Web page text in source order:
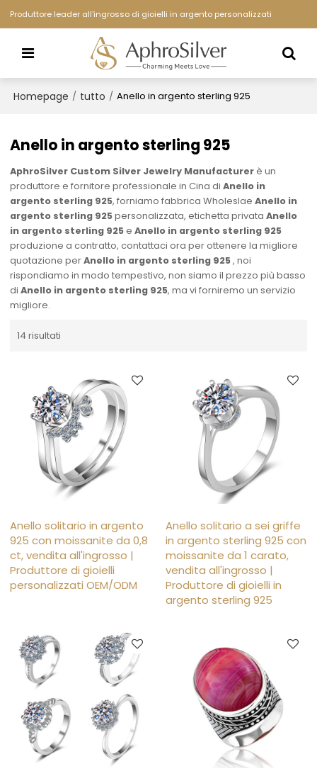
Produttore leader all'ingrosso di gioielli in argento personalizzati
Homepage / tutto / Anello in argento sterling 925
Anello in argento sterling 925
AphroSilver Custom Silver Jewelry Manufacturerè un
produttore e fornitore professionale in Cina diAnello in
argento sterling 925, forniamo fabbrica WholeslaeAnello in
argento sterling 925personalizzata, etichetta privataAnello
in argento sterling 925eAnello in argento sterling 925
produzione a contratto, contattaci ora per ottenere la migliore
quotazione perAnello in argento sterling 925, noi
rispondiamo in modo tempestivo, non siamo il prezzo più basso
diAnello in argento sterling 925, ma vi forniremo un servizio
migliore.
14 risultati
Anello solitario in argento
925 con moissanite da 0,8
ct, vendita all'ingrosso |
Produttore di gioielli
personalizzati OEM/ODM
Anello solitario a sei griffe
in argento sterling 925 con
moissanite da 1 carato,
vendita all'ingrosso |
Produttore di gioielli in
argento sterling 925